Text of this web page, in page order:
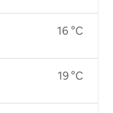
16 °C
19 °C